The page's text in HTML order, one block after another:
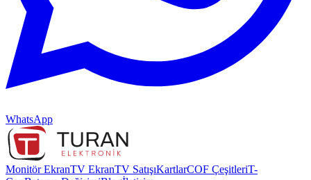
WhatsApp
Monitör EkranTV EkranTV SatışıKartlarCOF ÇeşitleriT-